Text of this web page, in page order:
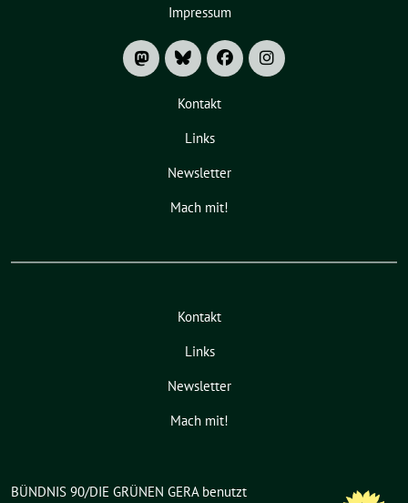
Impressum
Kontakt
Links
Newsletter
Mach mit!
Kontakt
Links
Newsletter
Mach mit!
BÜNDNIS 90/DIE GRÜNEN GERA benutzt